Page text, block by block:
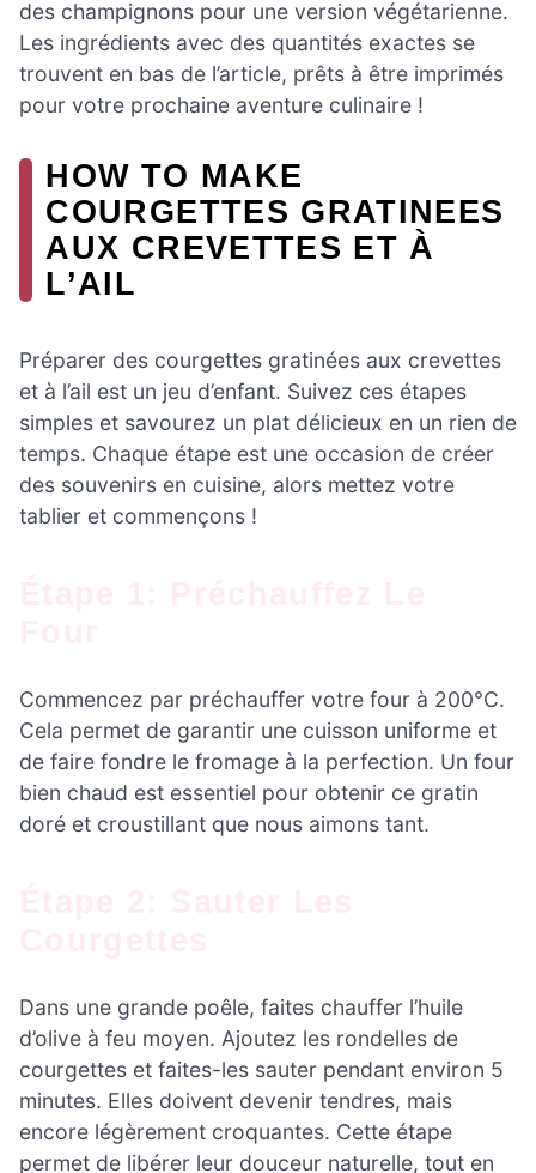
des champignons pour une version végétarienne.
Les ingrédients avec des quantités exactes se
trouvent en bas de l’article, prêts à être imprimés
pour votre prochaine aventure culinaire !
HOW TO MAKE
COURGETTES GRATINEES
AUX CREVETTES ET À
L’AIL
Préparer des courgettes gratinées aux crevettes
et à l’ail est un jeu d’enfant. Suivez ces étapes
simples et savourez un plat délicieux en un rien de
temps. Chaque étape est une occasion de créer
des souvenirs en cuisine, alors mettez votre
tablier et commençons !
Commencez par préchauffer votre four à 200°C.
Cela permet de garantir une cuisson uniforme et
de faire fondre le fromage à la perfection. Un four
bien chaud est essentiel pour obtenir ce gratin
doré et croustillant que nous aimons tant.
Dans une grande poêle, faites chauffer l’huile
d’olive à feu moyen. Ajoutez les rondelles de
courgettes et faites-les sauter pendant environ 5
minutes. Elles doivent devenir tendres, mais
encore légèrement croquantes. Cette étape
permet de libérer leur douceur naturelle, tout en